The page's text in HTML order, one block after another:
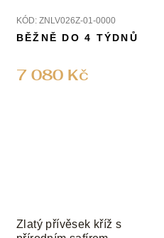
KÓD: ZNLV026Z-01-0000
7 080 Kč
BĚŽNĚ DO 4 TÝDNŮ
Zlatý přívěsek kříž s